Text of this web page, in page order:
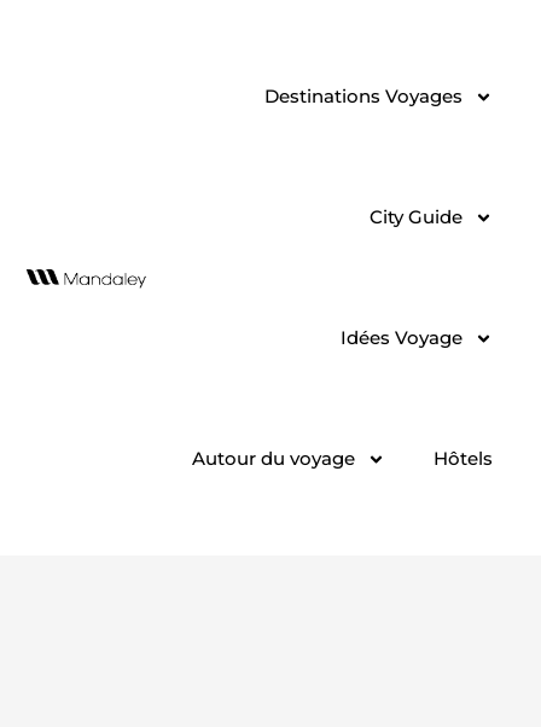
Destinations Voyages
City Guide
Idées Voyage
Autour du voyage Hôtels